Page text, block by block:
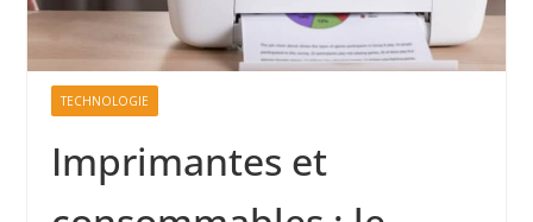
TECHNOLOGIE
Imprimantes et